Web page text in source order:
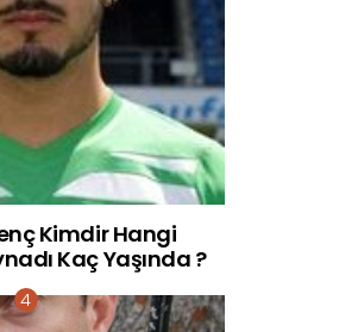
Kimdir Hangi
Kaç Yaşında ?